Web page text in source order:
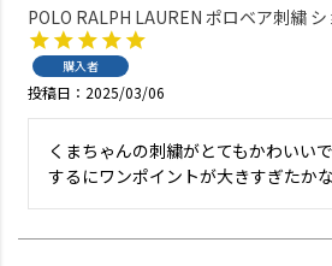
POLO RALPH LAUREN ポロベア刺繍
ーガニックコットン混 レディース
購入者
投稿日 2025/03/06
くまちゃんの刺繍がとてもかわいい
するにワンポイントが大きすぎたかな